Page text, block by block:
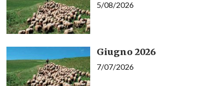
5/08/2026
Giugno 2026
7/07/2026